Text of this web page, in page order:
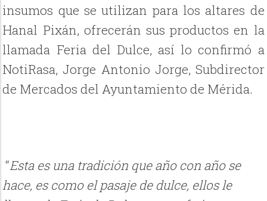
insumos que se utilizan para los altares de
Hanal Pixán, ofrecerán sus productos en la
llamada Feria del Dulce, así lo confirmó a
NotiRasa, Jorge Antonio Jorge, Subdirector
de Mercados del Ayuntamiento de Mérida.
“Esta es una tradición que año con año se
hace, es como el pasaje de dulce, ellos le